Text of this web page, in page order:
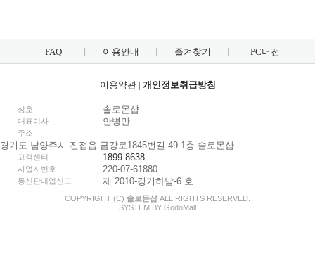
FAQ 이용안내 즐겨찾기 PC버전
이용약관| 개인정보취급방침
상호 솔로몬샵
대표이사 안병만
주소
경기도 남양주시 진접읍 금강로1845번길 49 1층 솔로몬샵
고객센터 1899-8638
사업자번호 220-07-61880
통신판매업신고 제 2010-경기하남-6 호
COPYRIGHT (C) 솔로몬샵 ALL RIGHTS RESERVED.
SYSTEM BY GodoMall